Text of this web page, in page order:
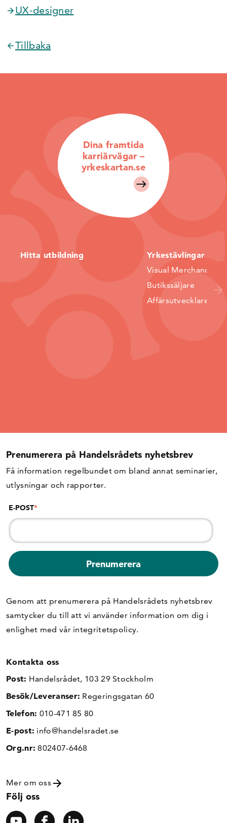
UX-designer
Tillbaka
Dina framtida
karriärvägar –
yrkeskartan.se
Hitta utbildning Yrkestävlingar
Visual Merchandiser
Butikssäljare
Affärsutvecklare
Prenumerera på Handelsrådets nyhetsbrev
Få information regelbundet om bland annat seminarier,
utlysningar och rapporter.
E-POST*
Genom att prenumerera på Handelsrådets nyhetsbrev
samtycker du till att vi använder information om dig i
enlighet med vår integritetspolicy.
Kontakta oss
Post: Handelsrådet, 103 29 Stockholm
Besök/Leveranser: Regeringsgatan 60
Telefon: 010-471 85 80
E-post: info@handelsradet.se
Org.nr: 802407-6468
Mer om oss
Följ oss